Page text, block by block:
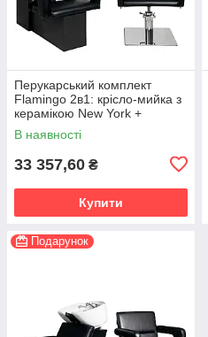
Перукарський комплект
Flamingo 2в1: крісло-мийка з
керамікою New York +
перукарське крісло квадратна
хромована база
В наявності
33 357,60 ₴
Купити
Подарунок